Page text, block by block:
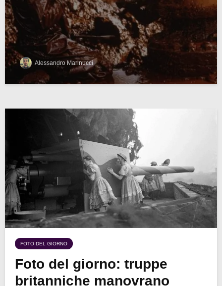
Alessandro Marinucci
FOTO DEL GIORNO
Foto del giorno: truppe
britanniche manovrano